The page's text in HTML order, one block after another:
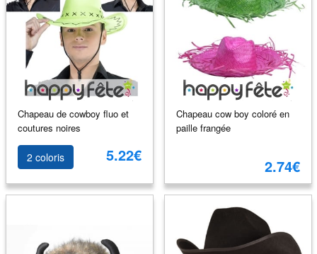
Chapeau de cowboy fluo et
coutures noires
2 coloris 5.22€
Chapeau cow boy coloré en
paille frangée
2.74€